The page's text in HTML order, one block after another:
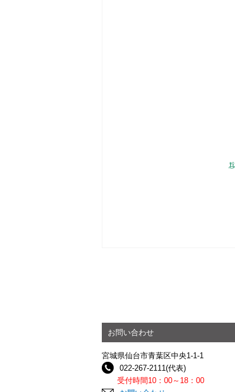
お問い合わせ
宮城県仙台市青葉区中央1-1-1
022-267-2111(代表)
受付時間10：00～18：00